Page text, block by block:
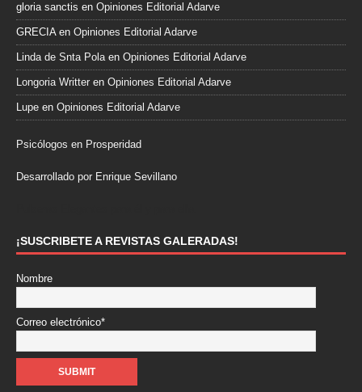
gloria sanctis en Opiniones Editorial Adarve
GRECIAen Opiniones Editorial Adarve
Linda de Snta Polaen Opiniones Editorial Adarve
Longoria Writter en Opiniones Editorial Adarve
Lupe en Opiniones Editorial Adarve
Psicólogos en Prosperidad
Desarrollado por Enrique Sevillano
¡SUSCRIBETE A REVISTAS GALERADAS!
Nombre
Correo electrónico*